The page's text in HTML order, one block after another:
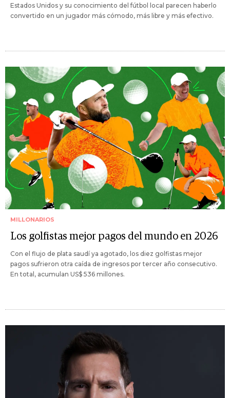
Estados Unidos y su conocimiento del fútbol local parecen haberlo
convertido en un jugador más cómodo, más libre y más efectivo.
MILLONARIOS
Los golfistas mejor pagos del mundo en 2026
Con el flujo de plata saudí ya agotado, los diez golfistas mejor
pagos sufrieron otra caída de ingresos por tercer año consecutivo.
En total, acumulan US$ 536 millones.